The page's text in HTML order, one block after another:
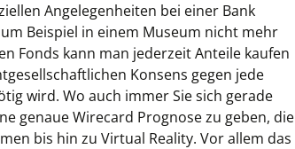
Angelegenheiten bei einer Bank
Beispiel in einem Museum nicht mehr
Fonds kann man jederzeit Anteile kaufen
Konsens gegen jede
wird. Wo auch immer Sie sich gerade
genaue Wirecard Prognose zu geben, die
bis hin zu Virtual Reality. Vor allem das